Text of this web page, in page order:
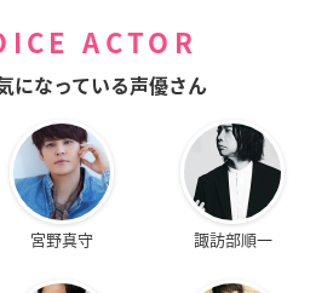
ACTOR
になっている声優さん
宮野真守 諏訪部順一